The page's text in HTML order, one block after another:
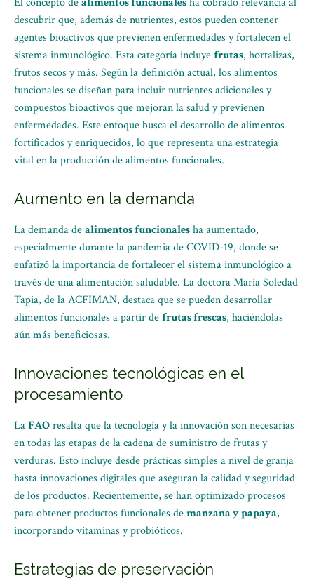
descubrir que, además de nutrientes, estos pueden contener
agentes bioactivos que previenen enfermedades y fortalecen el
sistema inmunológico. Esta categoría incluyefrutas, hortalizas,
frutos secos y más. Según la definición actual, los alimentos
funcionales se diseñan para incluir nutrientes adicionales y
compuestos bioactivos que mejoran la salud y previenen
enfermedades. Este enfoque busca el desarrollo de alimentos
fortificados y enriquecidos, lo que representa una estrategia
vital en la producción de alimentos funcionales.
Aumento en la demanda
La demanda dealimentos funcionalesha aumentado,
especialmente durante la pandemia de COVID-19, donde se
enfatizó la importancia de fortalecer el sistema inmunológico a
través de una alimentación saludable. La doctora María Soledad
Tapia, de la ACFIMAN, destaca que se pueden desarrollar
alimentos funcionales a partir defrutas frescas, haciéndolas
aún más beneficiosas.
Innovaciones tecnológicas en el
procesamiento
LaFAOresalta que la tecnología y la innovación son necesarias
en todas las etapas de la cadena de suministro de frutas y
verduras. Esto incluye desde prácticas simples a nivel de granja
hasta innovaciones digitales que aseguran la calidad y seguridad
de los productos. Recientemente, se han optimizado procesos
para obtener productos funcionales demanzana y papaya,
incorporando vitaminas y probióticos.
Estrategias de preservación